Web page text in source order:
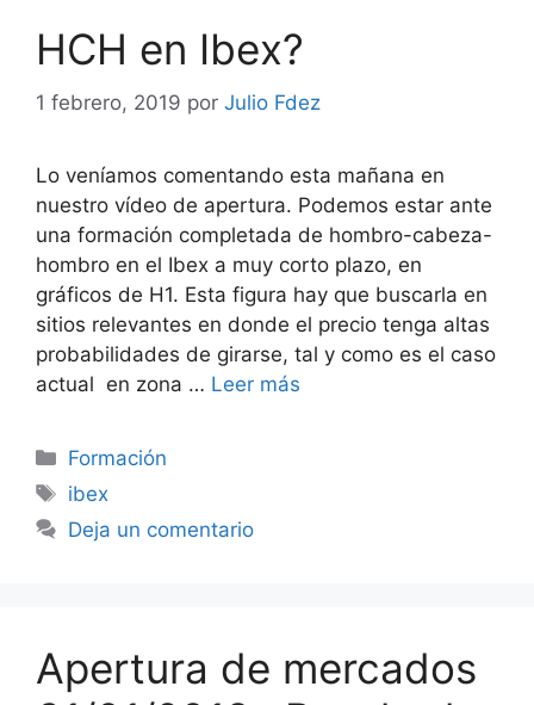
HCH en Ibex?
1 febrero, 2019 por Julio Fdez
Lo veníamos comentando esta mañana en
nuestro vídeo de apertura. Podemos estar ante
una formación completada de hombro-cabeza-
hombro en el Ibex a muy corto plazo, en
gráficos de H1. Esta figura hay que buscarla en
sitios relevantes en donde el precio tenga altas
probabilidades de girarse, tal y como es el caso
actual en zona … Leer más
Categorías
Formación
Etiquetas
ibex
Deja un comentario
Apertura de mercados